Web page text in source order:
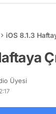
iOS 8.1.3
Üyesi